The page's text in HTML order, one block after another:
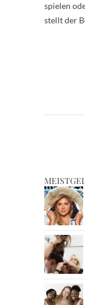
spielen
stellt der